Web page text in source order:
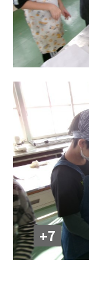
+7